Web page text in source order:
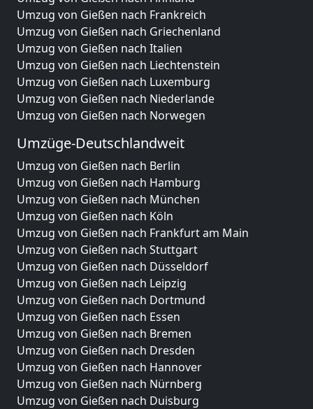
Umzug von Gießen nach Frankreich
Umzug von Gießen nach Griechenland
Umzug von Gießen nach Italien
Umzug von Gießen nach Liechtenstein
Umzug von Gießen nach Luxemburg
Umzug von Gießen nach Niederlande
Umzug von Gießen nach Norwegen
Umzüge-Deutschlandweit
Umzug von Gießen nach Berlin
Umzug von Gießen nach Hamburg
Umzug von Gießen nach München
Umzug von Gießen nach Köln
Umzug von Gießen nach Frankfurt am Main
Umzug von Gießen nach Stuttgart
Umzug von Gießen nach Düsseldorf
Umzug von Gießen nach Leipzig
Umzug von Gießen nach Dortmund
Umzug von Gießen nach Essen
Umzug von Gießen nach Bremen
Umzug von Gießen nach Dresden
Umzug von Gießen nach Hannover
Umzug von Gießen nach Nürnberg
Umzug von Gießen nach Duisburg